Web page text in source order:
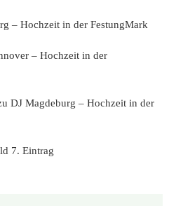
– Hochzeit in der FestungMark
– Hochzeit in der
DJ Magdeburg – Hochzeit in der
7. Eintrag